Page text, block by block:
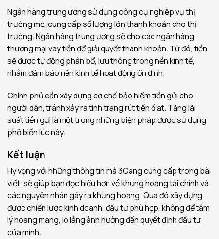
Ngân hàng trung ương sử dụng công cụ nghiệp vụ thị
trường mở, cung cấp số lượng lớn thanh khoản cho thị
trường. Ngân hàng trung ương sẽ cho các ngân hàng
thương mại vay tiền để giải quyết thanh khoản. Từ đó, tiền
sẽ được tự động phân bổ, lưu thông trong nền kinh tế,
nhằm đảm bảo nền kinh tế hoạt động ổn định.
Chính phủ cần xây dựng cơ chế bảo hiểm tiền gửi cho
người dân, tránh xảy ra tình trạng rút tiền ồ ạt. Tăng lãi
suất tiền gửi là một trong những biện pháp được sử dụng
phổ biến lúc này.
Kết luận
Hy vọng với những thông tin mà 3Gang cung cấp trong bài
viết, sẽ giúp bạn đọc hiểu hơn về khủng hoảng tài chính và
các nguyên nhân gây ra khủng hoảng. Qua đó xây dựng
được chiến lược kinh doanh, đầu tư phù hợp, không để tâm
lý hoang mang, lo lắng ảnh hưởng đến quyết định đầu tư
của mình.